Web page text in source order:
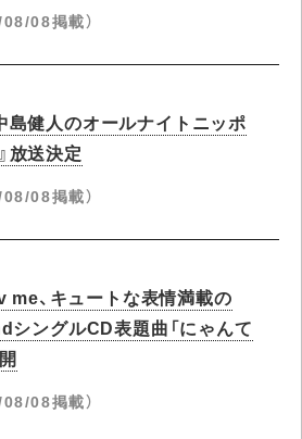
08/08掲載）
島健人のオールナイトニッポ
放送決定
08/08掲載）
me、キュートな表情満載の
シングルCD表題曲「にゃんて
08/08掲載）